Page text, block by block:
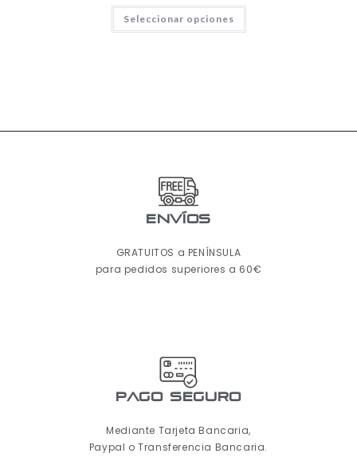
Seleccionar opciones
ENVÍOS
GRATUITOS a PENÍNSULA
para pedidos superiores a 60€
pago seguro
Mediante Tarjeta Bancaria,
Paypal o Transferencia Bancaria.